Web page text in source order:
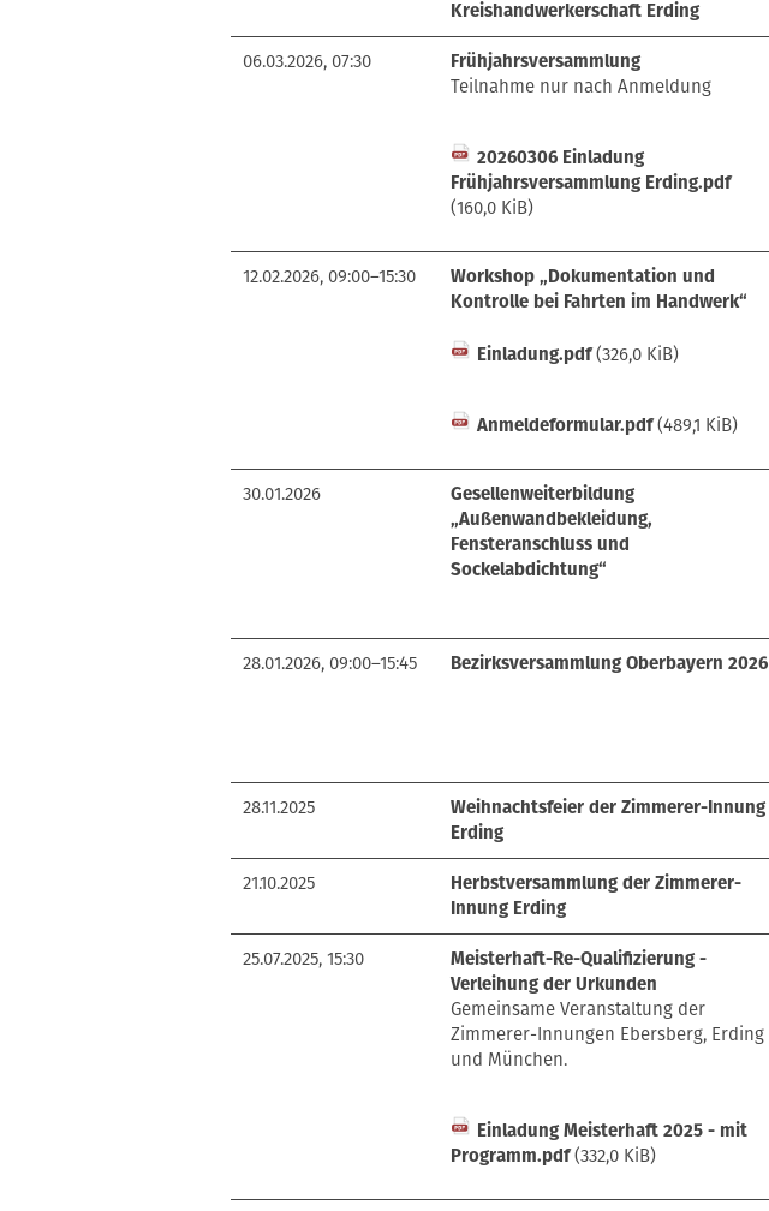
Kreishandwerkerschaft Erding
06.03.2026, 07:30
Frühjahrsversammlung
Teilnahme nur nach Anmeldung
20260306 Einladung
Frühjahrsversammlung Erding.pdf
(160,0 KiB)
12.02.2026, 09:00–15:30
Workshop „Dokumentation und
Kontrolle bei Fahrten im Handwerk“
Einladung.pdf(326,0 KiB)
Anmeldeformular.pdf(489,1 KiB)
30.01.2026
Gesellenweiterbildung
„Außenwandbekleidung,
Fensteranschluss und
Sockelabdichtung“
28.01.2026, 09:00–15:45 Bezirksversammlung Oberbayern 2026
28.11.2025
Weihnachtsfeier der Zimmerer-Innung
Erding
21.10.2025
Herbstversammlung der Zimmerer-
Innung Erding
25.07.2025, 15:30
Meisterhaft-Re-Qualifizierung -
Verleihung der Urkunden
Gemeinsame Veranstaltung der
Zimmerer-Innungen Ebersberg, Erding
und München.
Einladung Meisterhaft 2025 - mit
Programm.pdf(332,0 KiB)